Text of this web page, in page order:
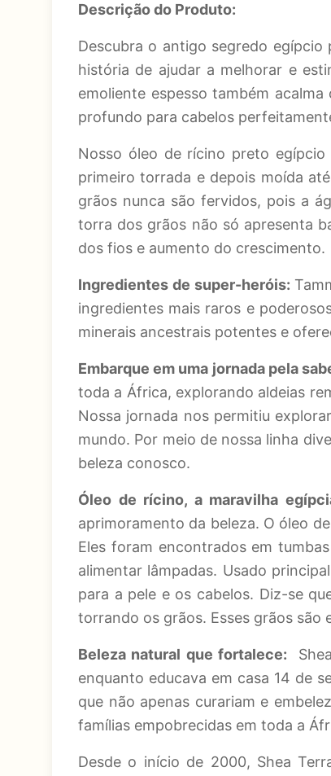
Descrição do Produto:
Descubra o antigo segredo
história de ajudar a melhorar e
emoliente espesso também
profundo para cabelos
Nosso óleo de rícino preto
primeiro torrada e depois moída
grãos nunca são fervidos, pois a
torra dos grãos não só apresenta
dos fios e aumento do crescimento.
Ingredientes de super-heróis:
ingredientes mais raros e
minerais ancestrais potentes e
Embarque em uma jornada pela
toda a África, explorando aldeias
Nossa jornada nos permitiu
mundo. Por meio de nossa linha
beleza conosco.
Óleo de rícino, a maravilha
aprimoramento da beleza. O óleo
Eles foram encontrados em
alimentar lâmpadas. Usado
para a pele e os cabelos. Diz-se
torrando os grãos. Esses grãos são
Beleza natural que fortalece:
enquanto educava em casa 14 de
que não apenas curariam e
famílias empobrecidas em toda a
Desde o início de 2000, Shea